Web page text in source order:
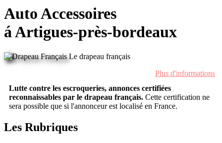
Auto Accessoires
á Artigues-près-bordeaux
Le drapeau français
Plus d'informations
Lutte contre les escroqueries, annonces certifiées
reconnaissables par le drapeau français. Cette certification ne
sera possible que si l'annonceur est localisé en France.
Les Rubriques